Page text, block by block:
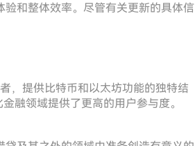
和整体效率。尽管有关更新的具体信
，提供比特币和以太坊功能的独特结
融领域提供了更高的用户参与度。